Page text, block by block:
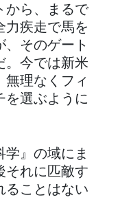
から、まるで
力疾走で馬を
そのゲート
。今では新米
無理なくフィ
を選ぶように
』の域にま
それに匹敵す
ることはない